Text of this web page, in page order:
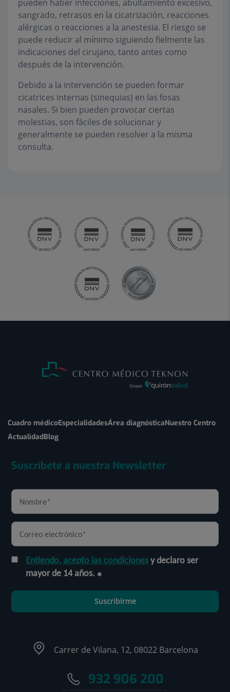
pueden haber infecciones, abultamiento excesivo,
sangrado, retrasos en la cicatrización, reacciones
alérgicas o reacciones a la anestesia. El riesgo se
puede reducir al mínimo siguiendo fielmente las
indicaciones del cirujano, tanto antes como
después de la intervención.
Debido a la intervención se pueden formar
cicatrices internas (sinequias) en las fosas
nasales. Si bien pueden provocar ciertas
molestias, son fáciles de solucionar y
generalmente se pueden resolver a la misma
consulta.
Cuadro médicoEspecialidadesÁrea diagnósticaNuestro Centro
ActualidadBlog
Suscríbete a nuestra Newsletter
Entiendo, acepto las condicionesy declaro ser
mayor de 14 años.
Suscribirme
Carrer de Vilana, 12, 08022 Barcelona
932 906 200